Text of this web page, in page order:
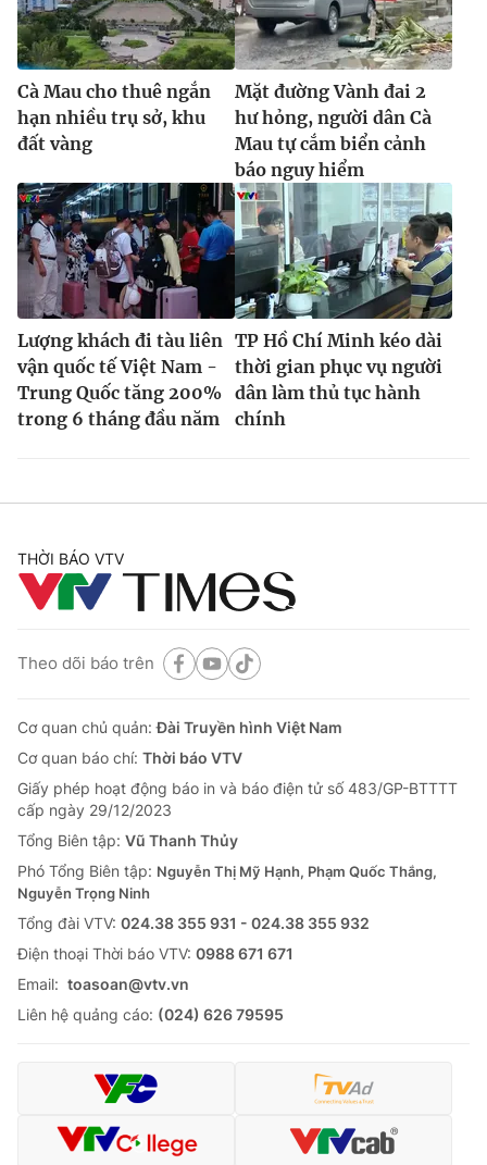
Cà Mau cho thuê ngắn
hạn nhiều trụ sở, khu
đất vàng
Mặt đường Vành đai 2
hư hỏng, người dân Cà
Mau tự cắm biển cảnh
báo nguy hiểm
Lượng khách đi tàu liên
vận quốc tế Việt Nam -
Trung Quốc tăng 200%
trong 6 tháng đầu năm
TP Hồ Chí Minh kéo dài
thời gian phục vụ người
dân làm thủ tục hành
chính
THỜI BÁO VTV
Theo dõi báo trên
Cơ quan chủ quản:Đài Truyền hình Việt Nam
Cơ quan báo chí: Thời báo VTV
Giấy phép hoạt động báo in và báo điện tử số 483/GP-BTTTT
cấp ngày 29/12/2023
Tổng Biên tập: Vũ Thanh Thủy
Phó Tổng Biên tập: Nguyễn Thị Mỹ Hạnh, Phạm Quốc Thắng,
Nguyễn Trọng Ninh
Tổng đài VTV: 024.38 355 931 - 024.38 355 932
Ðiện thoại Thời báo VTV: 0988 671 671
Email: toasoan@vtv.vn
Liên hệ quảng cáo: (024) 626 79595